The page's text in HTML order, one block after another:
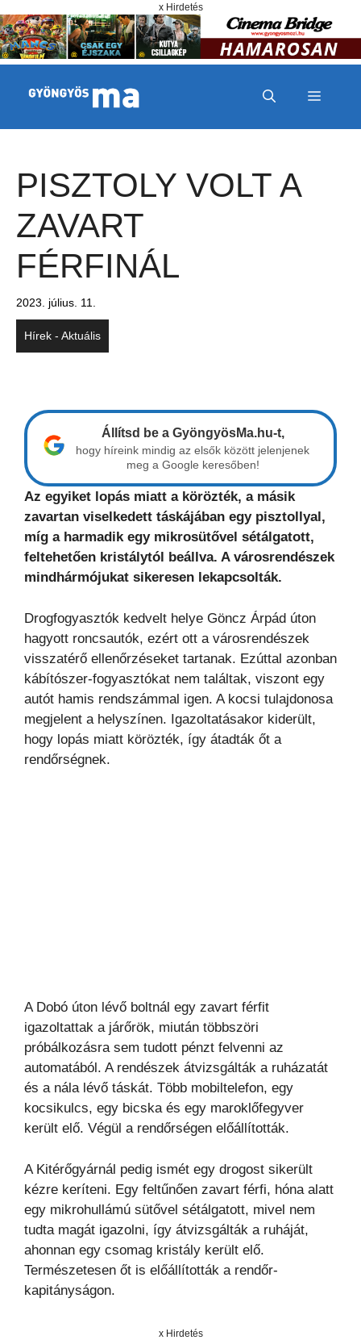
x Hirdetés
MENÜ
PISZTOLY VOLT A
ZAVART
FÉRFINÁL
2023. július. 11.
Hírek - Aktuális
Állítsd be a GyöngyösMa.hu-t,
hogy híreink mindig az elsők között jelenjenek
meg a Google keresőben!
Az egyiket lopás miatt a körözték, a másik
zavartan viselkedett táskájában egy pisztollyal,
míg a harmadik egy mikrosütővel sétálgatott,
feltehetően kristálytól beállva. A városrendészek
mindhármójukat sikeresen lekapcsolták.
Drogfogyasztók kedvelt helye Göncz Árpád úton
hagyott roncsautók, ezért ott a városrendészek
visszatérő ellenőrzéseket tartanak. Ezúttal azonban
kábítószer-fogyasztókat nem találtak, viszont egy
autót hamis rendszámmal igen. A kocsi tulajdonosa
megjelent a helyszínen. Igazoltatásakor kiderült,
hogy lopás miatt körözték, így átadták őt a
rendőrségnek.
A Dobó úton lévő boltnál egy zavart férfit
igazoltattak a járőrök, miután többszöri
próbálkozásra sem tudott pénzt felvenni az
automatából. A rendészek átvizsgálták a ruházatát
és a nála lévő táskát. Több mobiltelefon, egy
kocsikulcs, egy bicska és egy maroklőfegyver
került elő. Végül a rendőrségen előállították.
A Kitérőgyárnál pedig ismét egy drogost sikerült
kézre keríteni. Egy feltűnően zavart férfi, hóna alatt
egy mikrohullámú sütővel sétálgatott, mivel nem
tudta magát igazolni, így átvizsgálták a ruháját,
ahonnan egy csomag kristály került elő.
Természetesen őt is előállították a rendőr-
kapitányságon.
x Hirdetés